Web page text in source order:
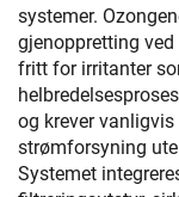
systemer.
gjenoppretting
fritt for irritanter
og krever
strømforsyning
Systemet